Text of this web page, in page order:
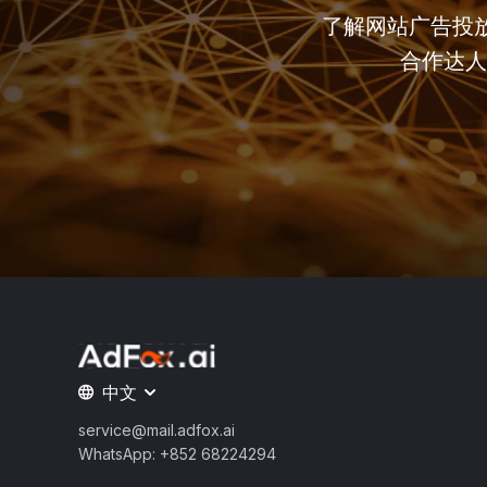
了解网站广告投
合作达
中文
service@mail.adfox.ai
WhatsApp: +852 68224294